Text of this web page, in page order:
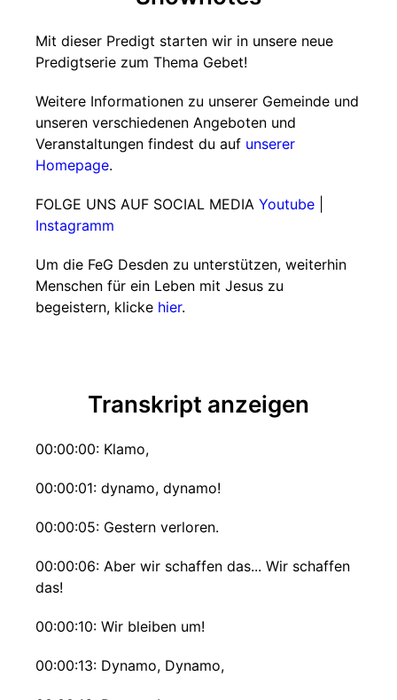
Mit dieser Predigt starten wir in unsere neue
Predigtserie zum Thema Gebet!
Weitere Informationen zu unserer Gemeinde und
unseren verschiedenen Angeboten und
Veranstaltungen findest du auf unserer
Homepage.
FOLGE UNS AUF SOCIAL MEDIA Youtube
Instagramm
Um die FeG Desden zu unterstützen, weiterhin
Menschen für ein Leben mit Jesus zu
begeistern, klicke hier.
Transkript anzeigen
00:00:00: Klamo,
00:00:01: dynamo, dynamo!
00:00:05: Gestern verloren.
00:00:06: Aber wir schaffen das... Wir schaffen
das!
00:00:10: Wir bleiben um!
00:00:13: Dynamo, Dynamo,